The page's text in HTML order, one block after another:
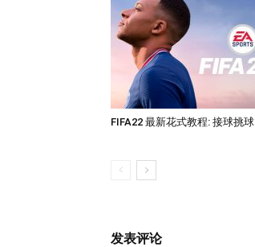
FIFA22 最新花式教程: 接球挑球
发表评论